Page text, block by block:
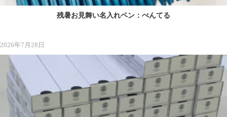
残暑お見舞い名入れペン：ぺんてる
2026年7月28日